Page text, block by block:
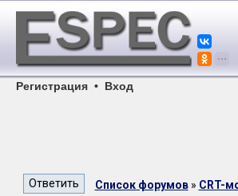
Регистрация • Вход
Список форумов» CRT-